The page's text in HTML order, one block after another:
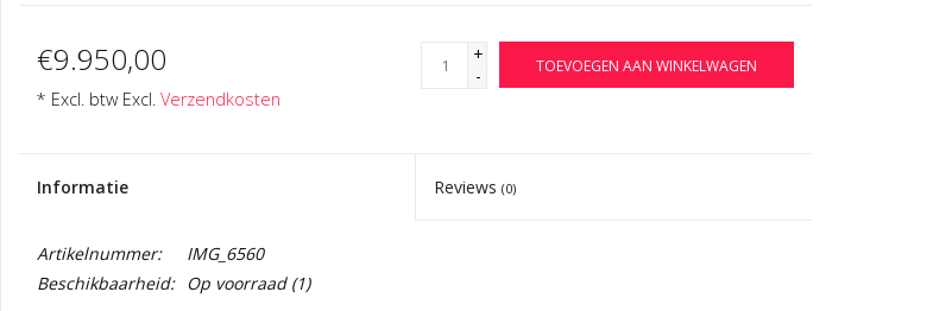
€9.950,00
* Excl. btw Excl. Verzendkosten
+
-
TOEVOEGEN AAN WINKELWAGEN
Informatie Reviews(0)
Artikelnummer:
IMG_6560
Beschikbaarheid:
Op voorraad(1)